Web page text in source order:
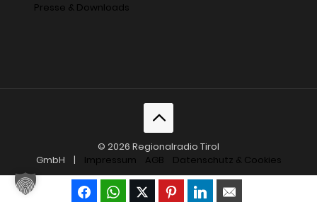
Presse & Downloads
© 2026 Regionalradio Tirol
GmbH | Impressum AGB Datenschutz & Cookies